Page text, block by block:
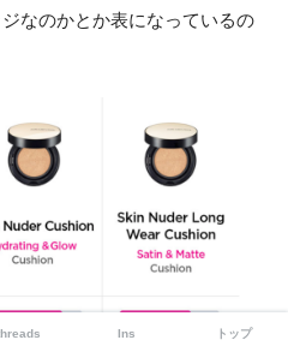
なのかとか表になっているの
Ins トップ